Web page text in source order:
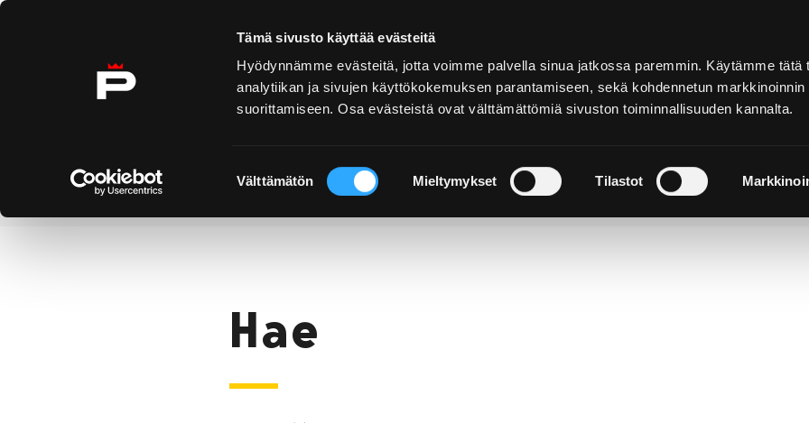
Tämä sivusto käyttää evästeitä
Hyödynnämme evästeitä, jotta voimme palvella sinua jatkossa paremmin. Käytämme tätä
analytiikan ja sivujen käyttökokemuksen parantamiseen, sekä kohdennetun markkinoinnin
suorittamiseen. Osa evästeistä ovat välttämättömiä sivuston toiminnallisuuden kannalta.
valinta
Välttämätön Mieltymykset Tilastot
Ohita sisältö
Etusivu
Hae